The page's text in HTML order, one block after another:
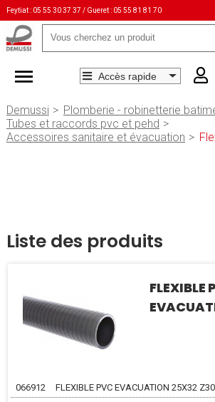
Feytiat : 05 55 30 37 37 / Gueret : 05 55 81 81 70
Mots-
clés
Demussi
Plomberie - robinetterie
Tubes et raccords pvc et pehd
Accessoires sanitaire et évacuation
Liste des produits
FLEXIBLE
066912
FLEXIBLE PVC EVACUATION 25X32